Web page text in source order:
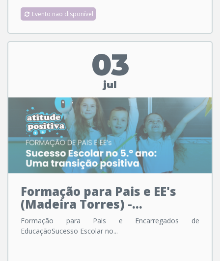
Evento não disponível
03
jul
Formação para Pais e EE's
(Madeira Torres) -...
Formação para Pais e Encarregados de
EducaçãoSucesso Escolar no...